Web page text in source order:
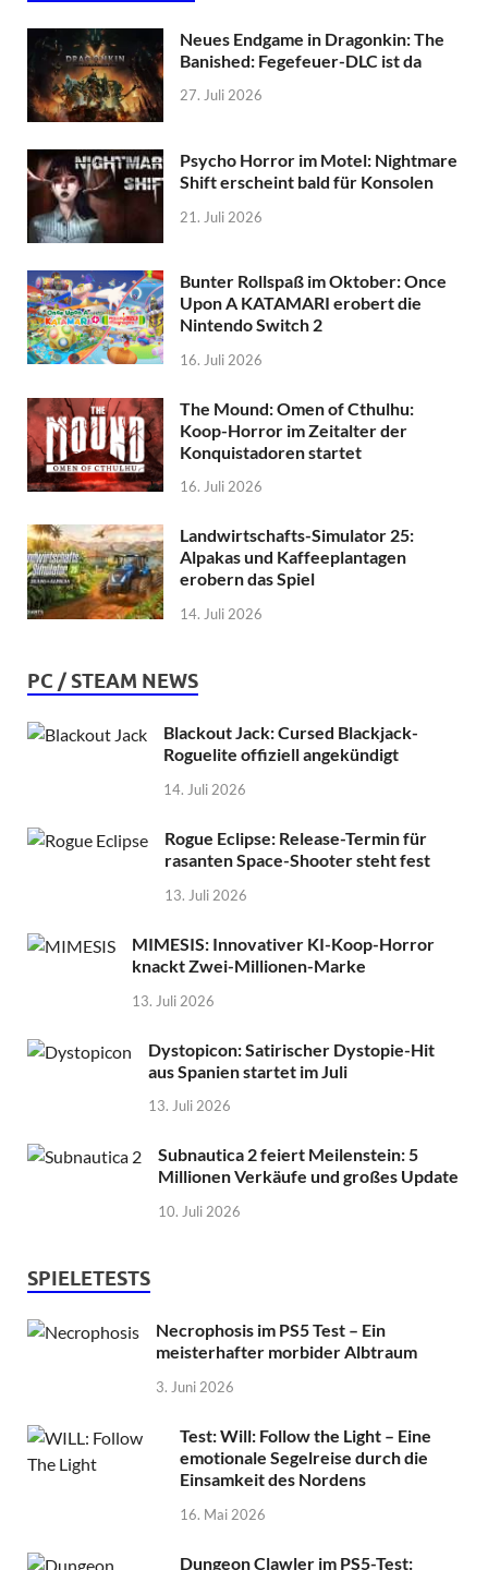
Neues Endgame in Dragonkin: The
Banished: Fegefeuer-DLC ist da
27. Juli 2026
Psycho Horror im Motel: Nightmare
Shift erscheint bald für Konsolen
21. Juli 2026
Bunter Rollspaß im Oktober: Once
Upon A KATAMARI erobert die
Nintendo Switch 2
16. Juli 2026
The Mound: Omen of Cthulhu:
Koop-Horror im Zeitalter der
Konquistadoren startet
16. Juli 2026
Landwirtschafts-Simulator 25:
Alpakas und Kaffeeplantagen
erobern das Spiel
14. Juli 2026
PC / STEAM NEWS
Blackout Jack: Cursed Blackjack-
Roguelite offiziell angekündigt
14. Juli 2026
Rogue Eclipse: Release-Termin für
rasanten Space-Shooter steht fest
13. Juli 2026
MIMESIS: Innovativer KI-Koop-Horror
knackt Zwei-Millionen-Marke
13. Juli 2026
Dystopicon: Satirischer Dystopie-Hit
aus Spanien startet im Juli
13. Juli 2026
Subnautica 2 feiert Meilenstein: 5
Millionen Verkäufe und großes Update
10. Juli 2026
SPIELETESTS
Necrophosis im PS5 Test – Ein
meisterhafter morbider Albtraum
3. Juni 2026
Test: Will: Follow the Light – Eine
emotionale Segelreise durch die
Einsamkeit des Nordens
16. Mai 2026
Dungeon Clawler im PS5-Test: